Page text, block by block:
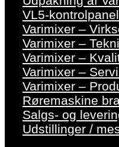
VL5-kontrolpanel
Varimixer –
Varimixer –
Varimixer –
Varimixer –
Varimixer –
Røremaskine
Salgs- og
Udstillinger /